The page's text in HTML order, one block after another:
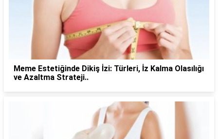
Meme Estetiğinde Dikiş İzi: Türleri, İz Kalma Olasılığı
ve Azaltma Strateji..